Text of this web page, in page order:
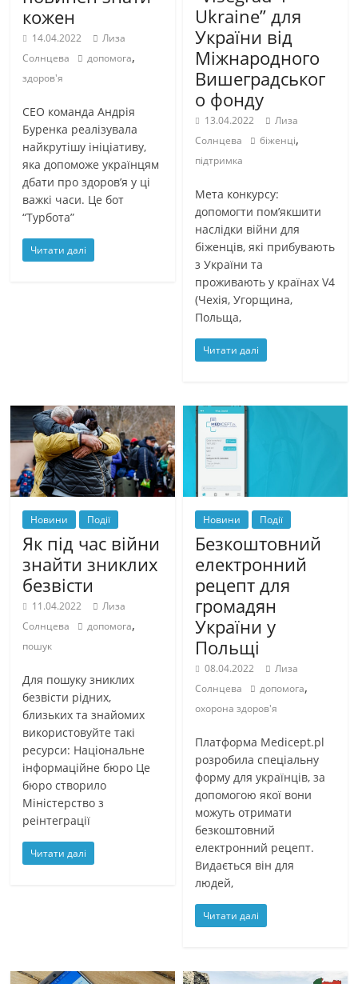
кожен
14.04.2022
Лиза
Солнцева
допомога,
здоров'я
CEO команда Андрія
Буренка реалізувала
найкрутішу ініціативу,
яка допоможе українцям
дбати про здоров’я у ці
важкі часи. Це бот
“Турбота”
Читати далі
Ukraine” для
України від
Міжнародного
Вишеградськог
о фонду
13.04.2022
Лиза
Солнцева
біженці,
підтримка
Мета конкурсу:
допомогти пом’якшити
наслідки війни для
біженців, які прибувають
з України та
проживають у країнах V4
(Чехія, Угорщина,
Польща,
Читати далі
Новини Події
Як під час війни
знайти зниклих
безвісти
11.04.2022
Лиза
Солнцева
допомога,
пошук
Для пошуку зниклих
безвісти рідних,
близьких та знайомих
використовуйте такі
ресурси: Національне
інформаційне бюро Це
бюро створило
Міністерство з
реінтеграції
Читати далі
Новини Події
Безкоштовний
електронний
рецепт для
громадян
України у
Польщі
08.04.2022
Лиза
Солнцева
допомога,
охорона здоров'я
Платформа Medicept.pl
розробила спеціальну
форму для українців, за
допомогою якої вони
можуть отримати
безкоштовний
електронний рецепт.
Видається він для
людей,
Читати далі